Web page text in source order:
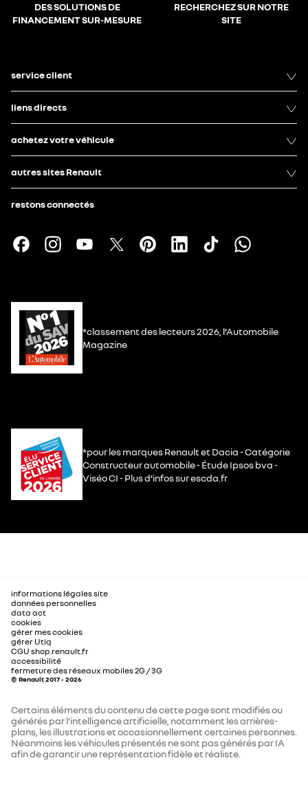
DES SOLUTIONS DE
FINANCEMENT SUR-MESURE
RECHERCHEZ SUR NOTRE
SITE
service client
liens directs
achetez votre véhicule
autres sites Renault
restons connectés
*classement des lecteurs 2026, l’Automobile
Magazine
*pour les marques Renault et Dacia - Catégorie
Constructeur automobile - Étude Ipsos bva -
Viséo CI - Plus d’infos sur escda.fr
informations légales site
données personnelles
data act
cookies
gérer mes cookies
gérer Utiq
CGU shop.renault.fr
accessibilité
fermeture des réseaux mobiles 2G / 3G
© Renault 2017 - 2026
Certains éléments du contenu de cette page sont modifiés ou
générés par l'intelligence artificielle, notamment les arrières-
plans, les illustrations et occasionnellement certaines personnes.
Néanmoins les véhicules présentés ne sont pas générés par IA
afin de garantir une représentation fidèle et réaliste.